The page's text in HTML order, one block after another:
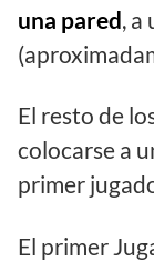
una pared, a
El resto de
colocarse a
primer
El primer